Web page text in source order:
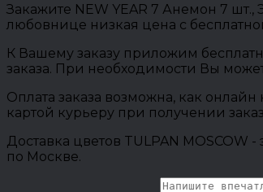
Закажите NEW YEAR 7 Анемон 7
любовнице низкая цена с
К Вашему заказу приложим
заказа. При необходимости Вы
Оплата заказа возможна, как
картой курьеру при получении
Доставка цветов TULPAN MOSCOW
по Москве.